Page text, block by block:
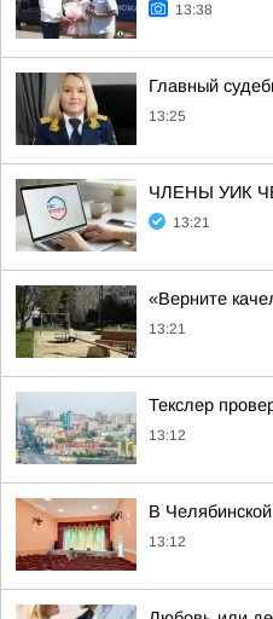
13:38
Главный
13:25
ЧЛЕНЫ УИК
13:21
«Верните
13:21
Текслер
13:12
В
13:12